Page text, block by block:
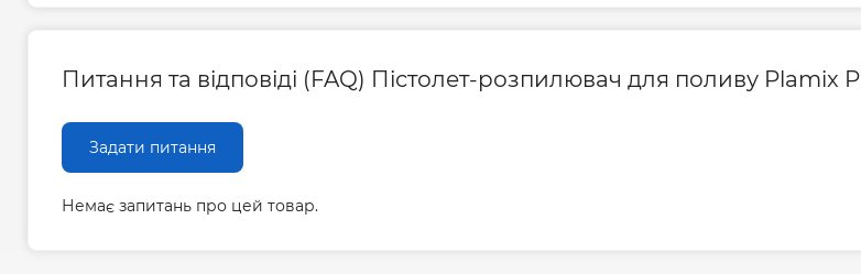
Питання та відповіді (FAQ) Пістолет-розпилювач для поливу Plamix
Задати питання
Немає запитань про цей товар.